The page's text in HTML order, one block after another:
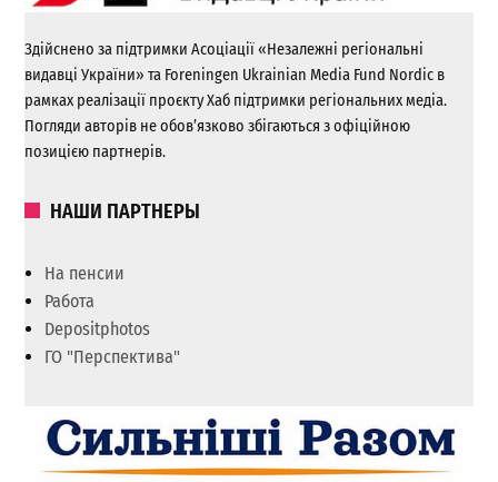
Здійснено за підтримки Асоціації «Незалежні регіональні
видавці України» та Foreningen Ukrainian Media Fund Nordic в
рамках реалізації проєкту Хаб підтримки регіональних медіа.
Погляди авторів не обов’язково збігаються з офіційною
позицією партнерів.
НАШИ ПАРТНЕРЫ
На пенсии
Работа
Depositphotos
ГО "Перспектива"